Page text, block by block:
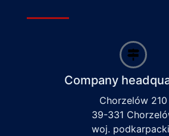
Company
Chorzelów 210
39-331
woj.